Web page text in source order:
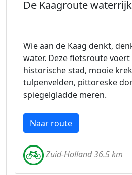
De Kaagroute
Wie aan de Kaag denkt,
water. Deze fietsroute voert
historische stad, mooie
tulpenvelden, pittoreske
spiegelgladde meren.
Naar route
Zuid-Holland 36.5 km